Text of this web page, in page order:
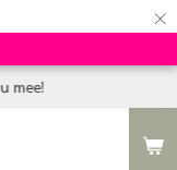
×
mee!